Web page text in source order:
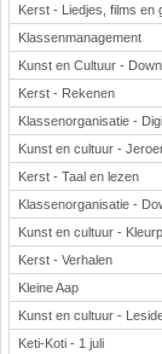
Kerst - Liedjes, films en
Klassenmanagement
Kunst en Cultuur -
Kerst - Rekenen
Klassenorganisatie -
Kunst en cultuur -
Kerst - Taal en lezen
Klassenorganisatie -
Kunst en cultuur -
Kerst - Verhalen
Kleine Aap
Kunst en cultuur -
Keti-Koti - 1 juli